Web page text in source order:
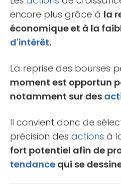
encore plus grâce à la
économique et à la
d'intérêt.
La reprise des bourses
moment est opportun
notamment sur des
Il convient donc de
précision des actions à
fort potentiel afin de
tendance qui se